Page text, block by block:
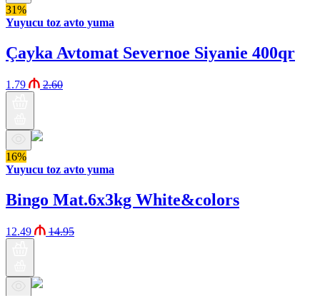
31%
Yuyucu toz avto yuma
Çayka Avtomat Severnoe Siyanie 400qr
1.79 2.60
16%
Yuyucu toz avto yuma
Bingo Mat.6x3kg White&colors
12.49 14.95